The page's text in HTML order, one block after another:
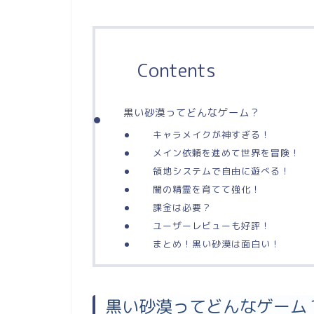
Contents
黒い砂漠ってどんなゲーム？
キャラメイクが神すぎる！
メイン依頼を進めて世界を冒険！
領地システムで自由に遊べる！
闇の精霊を育てて強化！
課金は必要？
ユーザーレビューも好評！
まとめ！黒い砂漠は面白い！
黒い砂漠ってどんなゲーム